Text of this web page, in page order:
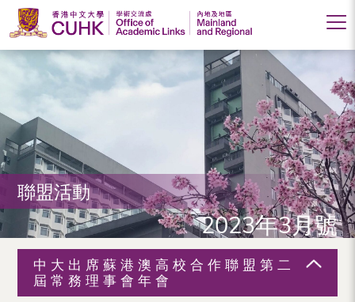
香
港
中
文
大
學
學
術
聯盟活動
2023年3月號
中大出席蘇港澳高校合作聯盟第二
屆常務理事會年會